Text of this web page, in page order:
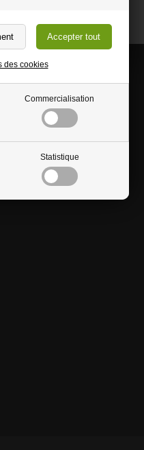
Commercialisation
Statistique
des cookies